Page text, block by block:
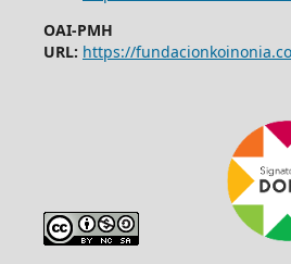
OAI-PMH
URL: https://